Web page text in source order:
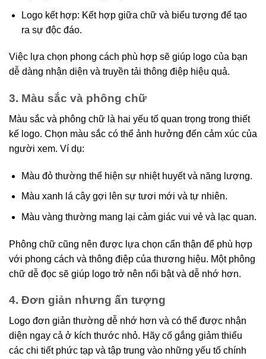
Logo kết hợp: Kết hợp giữa chữ và biểu tượng để tạo
ra sự độc đáo.
Việc lựa chọn phong cách phù hợp sẽ giúp logo của bạn
dễ dàng nhận diện và truyền tải thông điệp hiệu quả.
3. Màu sắc và phông chữ
Màu sắc và phông chữ là hai yếu tố quan trọng trong thiết
kế logo. Chọn màu sắc có thể ảnh hưởng đến cảm xúc của
người xem. Ví dụ:
Màu đỏ thường thể hiện sự nhiệt huyết và năng lượng.
Màu xanh lá cây gợi lên sự tươi mới và tự nhiên.
Màu vàng thường mang lại cảm giác vui vẻ và lạc quan.
Phông chữ cũng nên được lựa chọn cẩn thận để phù hợp
với phong cách và thông điệp của thương hiệu. Một phông
chữ dễ đọc sẽ giúp logo trở nên nổi bật và dễ nhớ hơn.
4. Đơn giản nhưng ấn tượng
Logo đơn giản thường dễ nhớ hơn và có thể được nhận
diện ngay cả ở kích thước nhỏ. Hãy cố gắng giảm thiểu
các chi tiết phức tạp và tập trung vào những yếu tố chính